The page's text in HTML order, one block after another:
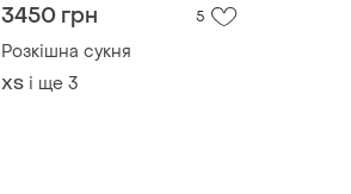
3450 грн 5
Розкішна сукня
ХS і ще 3